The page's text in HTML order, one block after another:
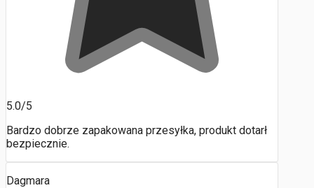
5.0/5
Bardzo dobrze zapakowana przesyłka, produkt dotarł
bezpiecznie.
Dagmara